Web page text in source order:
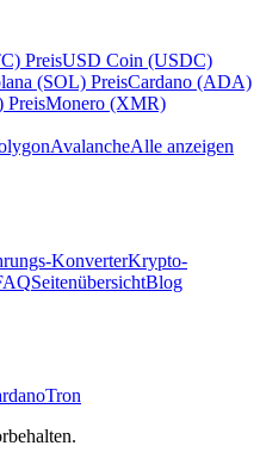
PreisUSD Coin (USDC)
(SOL) PreisCardano (ADA)
PreisMonero (XMR)
AvalancheAlle anzeigen
KonverterKrypto-
SeitenübersichtBlog
Tron